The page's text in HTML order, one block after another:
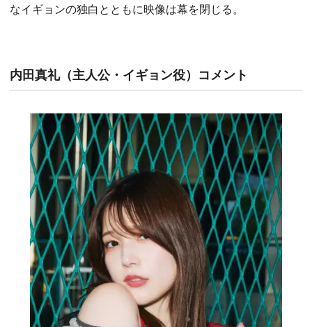
なイギョンの独白とともに映像は幕を閉じる。
内田真礼（主人公・イギョン役）コメント